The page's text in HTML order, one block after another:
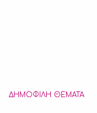
ΔΗΜΟΦΙΛΉ ΘΈΜΑΤΑ